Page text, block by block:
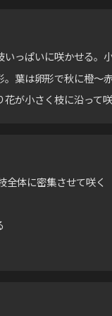
っぱいに咲かせる。
葉は卵形で秋に橙〜
が小さく枝に沿って咲
体に密集させて咲く